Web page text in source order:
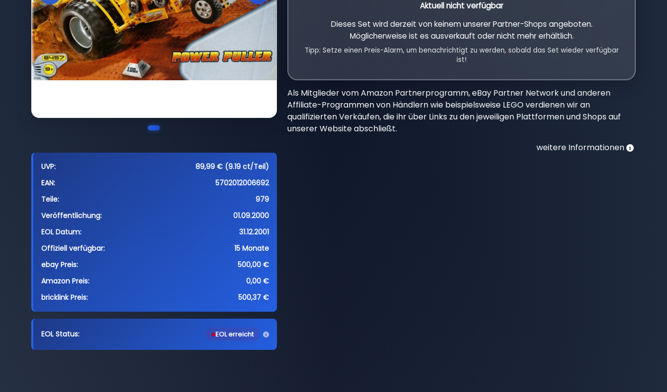
UVP:
89,99 € (9.19 ct/Teil)
EAN:
5702012006692
Teile:
979
Veröffentlichung:
01.09.2000
EOL Datum:
31.12.2001
Offiziell verfügbar:
15 Monate
ebay Preis:
500,00 €
Amazon Preis:
0,00 €
bricklink Preis:
500,37 €
EOL Status: EOL erreicht
Aktuell nicht verfügbar
Dieses Set wird derzeit von keinem unserer Partner-Shops angeboten.
Möglicherweise ist es ausverkauft oder nicht mehr erhältlich.
Tipp: Setze einen Preis-Alarm, um benachrichtigt zu werden, sobald das Set wieder verfügbar
ist!
Als Mitglieder vom Amazon Partnerprogramm, eBay Partner Network und anderen
Affiliate-Programmen von Händlern wie beispielsweise LEGO verdienen wir an
qualifizierten Verkäufen, die ihr über Links zu den jeweiligen Plattformen und Shops auf
unserer Website abschließt.
weitere Informationen